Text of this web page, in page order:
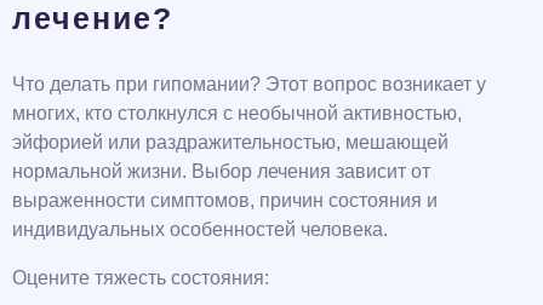
лечение?
Что делать при гипомании? Этот вопрос возникает у
многих, кто столкнулся с необычной активностью,
эйфорией или раздражительностью, мешающей
нормальной жизни. Выбор лечения зависит от
выраженности симптомов, причин состояния и
индивидуальных особенностей человека.
Оцените тяжесть состояния: